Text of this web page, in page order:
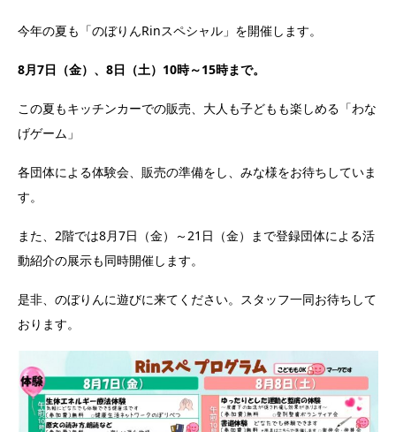
今年の夏も「のぼりんRinスペシャル」を開催します。
8月7日（金）、8日（土）10時～15時まで。
この夏もキッチンカーでの販売、大人も子どもも楽しめる「わな
げゲーム」
各団体による体験会、販売の準備をし、みな様をお待ちしていま
す。
また、2階では8月7日（金）～21日（金）まで登録団体による活
動紹介の展示も同時開催します。
是非、のぼりんに遊びに来てください。スタッフ一同お待ちして
おります。